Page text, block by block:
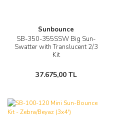
Sunbounce
SB-350-355SSW Big Sun-
Swatter with Translucent 2/3
Kit
37.675,00 TL